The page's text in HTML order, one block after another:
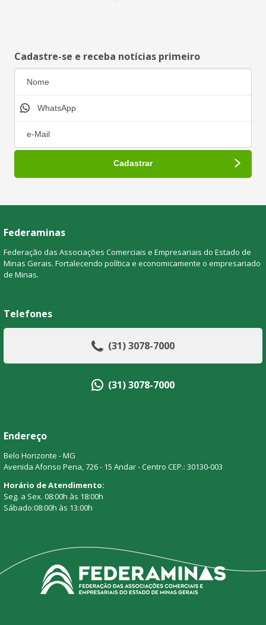
Cadastre-se e receba notícias primeiro
Federaminas
Federação das Associações Comerciais e Empresariais do Estado de
Minas Gerais. Fortalecendo política e economicamente o empresariado
de Minas.
Telefones
(31) 3078-7000
(31) 3078-7000
Endereço
Belo Horizonte - MG
Avenida Afonso Pena, 726 - 15 Andar - Centro CEP.: 30130-003
Horário de Atendimento:
Seg. a Sex. 08:00h às 18:00h
Sábado:08:00h às 13:00h